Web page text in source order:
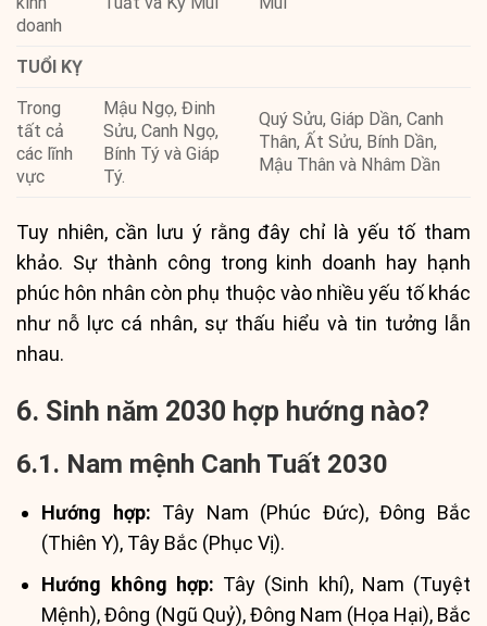
doanh
TUỔI KỴ
Trong
tất cả
các lĩnh
vực
Mậu Ngọ, Đinh
Sửu, Canh Ngọ,
Bính Tý và Giáp
Tý.
Quý Sửu, Giáp Dần, Canh
Thân, Ất Sửu, Bính Dần,
Mậu Thân và Nhâm Dần
Tuy nhiên, cần lưu ý rằng đây chỉ là yếu tố tham
khảo. Sự thành công trong kinh doanh hay hạnh
phúc hôn nhân còn phụ thuộc vào nhiều yếu tố khác
như nỗ lực cá nhân, sự thấu hiểu và tin tưởng lẫn
nhau.
6. Sinh năm 2030 hợp hướng nào?
6.1. Nam mệnh Canh Tuất 2030
Hướng hợp: Tây Nam (Phúc Đức), Đông Bắc
(Thiên Y), Tây Bắc (Phục Vị).
Hướng không hợp: Tây (Sinh khí), Nam (Tuyệt
Mệnh), Đông (Ngũ Quỷ), Đông Nam (Họa Hại), Bắc